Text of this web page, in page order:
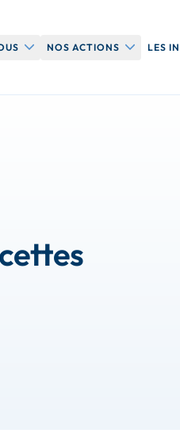
OUVRIR LE SOUS-MENU QUI
NOS ACTIONS OUVRIR
Le Projet Madeleine →
LES